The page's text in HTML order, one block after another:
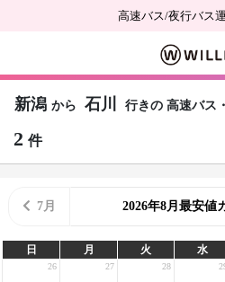
高速バス/夜行バス
新潟 から 石川 行きの 高速バス
2 件
7月 2026年8月最安値
日 月 火 水
26 27 28